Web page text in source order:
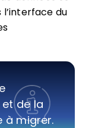
du
de la
à migrer.